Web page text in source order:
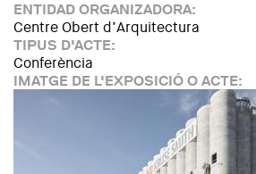
ENTIDAD ORGANIZADORA:
Centre Obert d’Arquitectura
TIPUS D'ACTE:
Conferència
IMATGE DE L'EXPOSICIÓ O ACTE: